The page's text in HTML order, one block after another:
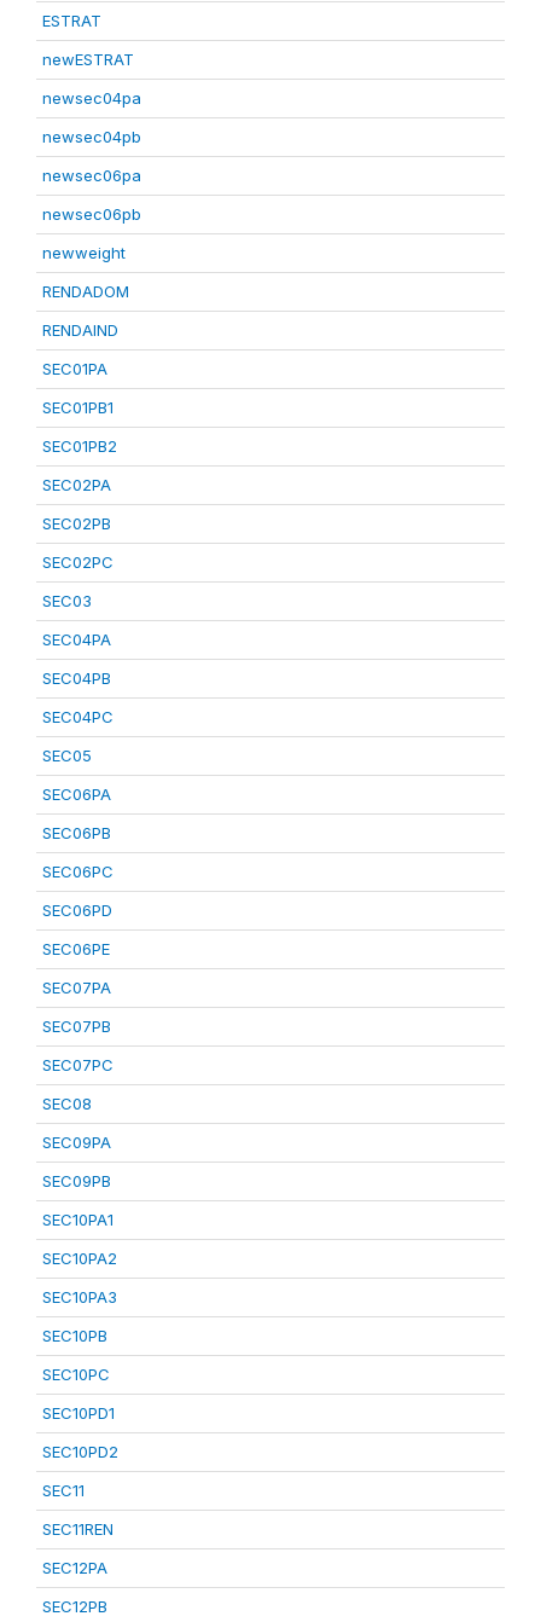
ESTRAT
newESTRAT
newsec04pa
newsec04pb
newsec06pa
newsec06pb
newweight
RENDADOM
RENDAIND
SEC01PA
SEC01PB1
SEC01PB2
SEC02PA
SEC02PB
SEC02PC
SEC03
SEC04PA
SEC04PB
SEC04PC
SEC05
SEC06PA
SEC06PB
SEC06PC
SEC06PD
SEC06PE
SEC07PA
SEC07PB
SEC07PC
SEC08
SEC09PA
SEC09PB
SEC10PA1
SEC10PA2
SEC10PA3
SEC10PB
SEC10PC
SEC10PD1
SEC10PD2
SEC11
SEC11REN
SEC12PA
SEC12PB